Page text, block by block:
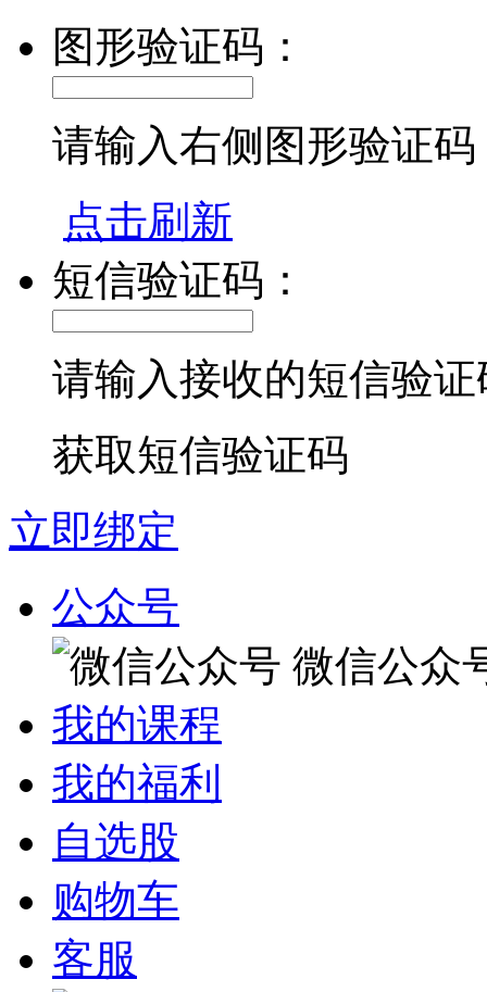
图形验证码：
请输入右侧图形验证码
点击刷新
短信验证码：
请输入接收的短信验证
获取短信验证码
立即绑定
公众号
微信公众
我的课程
我的福利
自选股
购物车
客服